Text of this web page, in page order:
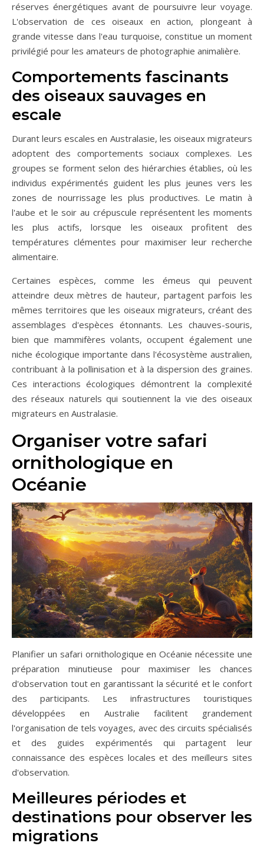
réserves énergétiques avant de poursuivre leur voyage.
L'observation de ces oiseaux en action, plongeant à
grande vitesse dans l'eau turquoise, constitue un moment
privilégié pour les amateurs de photographie animalière.
Comportements fascinants
des oiseaux sauvages en
escale
Durant leurs escales en Australasie, les oiseaux migrateurs
adoptent des comportements sociaux complexes. Les
groupes se forment selon des hiérarchies établies, où les
individus expérimentés guident les plus jeunes vers les
zones de nourrissage les plus productives. Le matin à
l'aube et le soir au crépuscule représentent les moments
les plus actifs, lorsque les oiseaux profitent des
températures clémentes pour maximiser leur recherche
alimentaire.
Certaines espèces, comme les émeus qui peuvent
atteindre deux mètres de hauteur, partagent parfois les
mêmes territoires que les oiseaux migrateurs, créant des
assemblages d'espèces étonnants. Les chauves-souris,
bien que mammifères volants, occupent également une
niche écologique importante dans l'écosystème australien,
contribuant à la pollinisation et à la dispersion des graines.
Ces interactions écologiques démontrent la complexité
des réseaux naturels qui soutiennent la vie des oiseaux
migrateurs en Australasie.
Organiser votre safari
ornithologique en
Océanie
Planifier un safari ornithologique en Océanie nécessite une
préparation minutieuse pour maximiser les chances
d'observation tout en garantissant la sécurité et le confort
des participants. Les infrastructures touristiques
développées en Australie facilitent grandement
l'organisation de tels voyages, avec des circuits spécialisés
et des guides expérimentés qui partagent leur
connaissance des espèces locales et des meilleurs sites
d'observation.
Meilleures périodes et
destinations pour observer les
migrations